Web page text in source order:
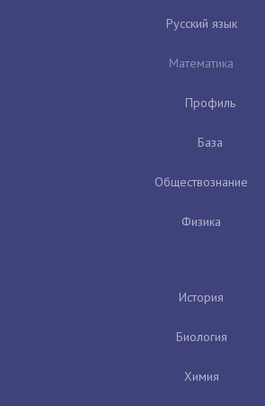
Русский язык
Математика
Профиль
База
Обществознание
Физика
История
Биология
Химия